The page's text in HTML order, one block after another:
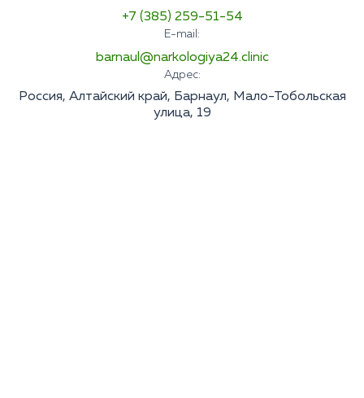
+7 (385) 259-51-54
E-mail:
barnaul@narkologiya24.clinic
Адрес:
Россия, Алтайский край, Барнаул, Мало-Тобольская
улица, 19